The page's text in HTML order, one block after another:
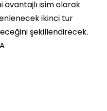
avantajlı isim olarak
ikinci tur
şekillendirecek.